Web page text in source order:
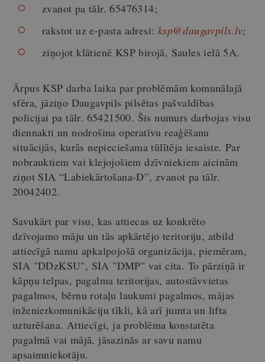
zvanot pa tālr. 65476314;
rakstot uz e-pasta adresi: ksp@daugavpils.lv;
ziņojot klātienē KSP birojā, Saules ielā 5A.
Ārpus KSP darba laika par problēmām komunālajā
sfēra, jāziņo Daugavpils pilsētas pašvaldības
policijai pa tālr. 65421500. Šis numurs darbojas visu
diennakti un nodrošina operatīvu reaģēšanu
situācijās, kurās nepieciešama tūlītēja iesaiste. Par
nobrauktiem vai klejojošiem dzīvniekiem aicinām
ziņot SIA “Labiekārtošana-D”, zvanot pa tālr.
20042402.
Savukārt par visu, kas attiecas uz konkrēto
dzīvojamo māju un tās apkārtējo teritoriju, atbild
attiecīgā namu apkalpojošā organizācija, piemēram,
SIA "DDzKSU", SIA "DMP" vai cita. To pārziņā ir
kāpņu telpas, pagalma teritorijas, autostāvvietas
pagalmos, bērnu rotaļu laukumi pagalmos, mājas
inženierkomunikāciju tīkli, kā arī jumta un lifta
uzturēšana. Attiecīgi, ja problēma konstatēta
pagalmā vai mājā, jāsazinās ar savu namu
apsaimniekotāju.